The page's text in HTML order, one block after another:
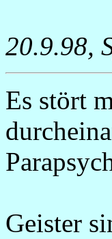
20.9.98,
Es stört
Geister